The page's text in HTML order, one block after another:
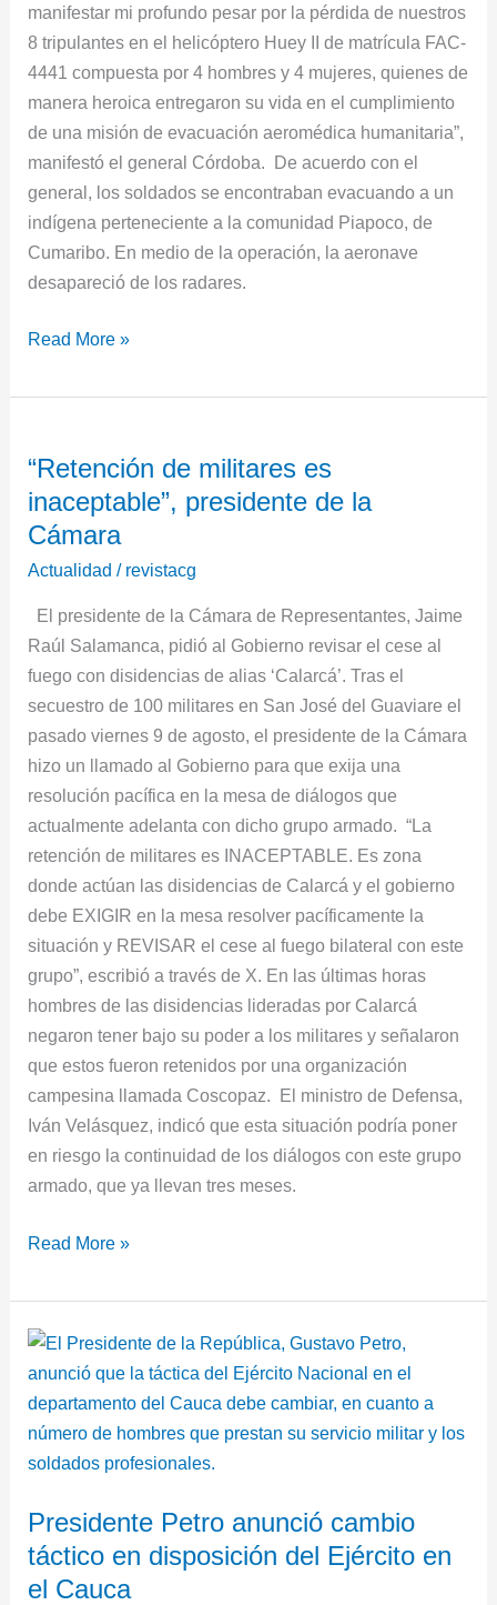
manifestar mi profundo pesar por la pérdida de nuestros
8 tripulantes en el helicóptero Huey II de matrícula FAC-
4441 compuesta por 4 hombres y 4 mujeres, quienes de
manera heroica entregaron su vida en el cumplimiento
de una misión de evacuación aeromédica humanitaria”,
manifestó el general Córdoba. De acuerdo con el
general, los soldados se encontraban evacuando a un
indígena perteneciente a la comunidad Piapoco, de
Cumaribo. En medio de la operación, la aeronave
desapareció de los radares.
Read More »
“Retención de militares es
inaceptable”, presidente de la
Cámara
Actualidad / revistacg
El presidente de la Cámara de Representantes, Jaime
Raúl Salamanca, pidió al Gobierno revisar el cese al
fuego con disidencias de alias ‘Calarcá’. Tras el
secuestro de 100 militares en San José del Guaviare el
pasado viernes 9 de agosto, el presidente de la Cámara
hizo un llamado al Gobierno para que exija una
resolución pacífica en la mesa de diálogos que
actualmente adelanta con dicho grupo armado. “La
retención de militares es INACEPTABLE. Es zona
donde actúan las disidencias de Calarcá y el gobierno
debe EXIGIR en la mesa resolver pacíficamente la
situación y REVISAR el cese al fuego bilateral con este
grupo”, escribió a través de X. En las últimas horas
hombres de las disidencias lideradas por Calarcá
negaron tener bajo su poder a los militares y señalaron
que estos fueron retenidos por una organización
campesina llamada Coscopaz. El ministro de Defensa,
Iván Velásquez, indicó que esta situación podría poner
en riesgo la continuidad de los diálogos con este grupo
armado, que ya llevan tres meses.
de
militares
es
inaceptable”,
de
la
Cámara
Read More »
Presidente Petro anunció cambio
táctico en disposición del Ejército en
el Cauca
Presidente
Petro
anunció
cambio
táctico
disposición
del
Ejército